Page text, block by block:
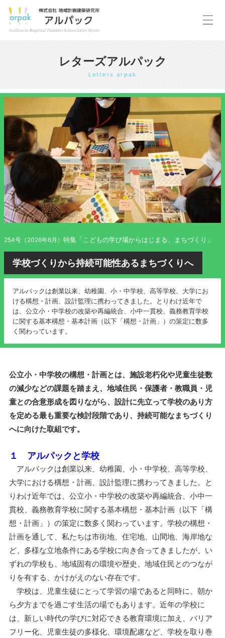
レターズアルパック
Letters arpak
254号（2026年6月） 特集「こどもの学び場からはじまる、まちづくり」
学校づくりから持続可能性あるまちづくりへ
アルパックは創業以来、幼稚園、小・中学校、高等学校、大学にお
ける構想・計画、設計監理に携わってきました。とりわけ近年で
は、公立小・中学校の改築や再編統合、小中一貫校、義務教育学校
に関する基本構想・基本計画（以下「構想・計画」）の策定に数多
く関わっています。
公立小・中学校の構想・計画とは、施設老朽化や児童生徒数
の減少などの課題を踏まえ、地域住民・保護者・教職員・児
童との合意形成を図りながら、設計に先立って学校のあり方
を定める最も重要な検討段階であり、持続可能なまちづくり
へに向けた取組です。
１ アルパックと学校
アルパックは創業以来、幼稚園、小・中学校、高等学校、
大学における構想・計画、設計監理に携わってきました。と
りわけ近年では、公立小・中学校の改築や再編統合、小中一
貫校、義務教育学校に関する基本構想・基本計画（以下「構
想・計画」）の策定に数多く関わっています。学校の構想・
計画を通して、私たちは市街地、住宅地、山間地、海岸地な
ど、多様な立地条件にある学校に向き合ってきましたが、い
ずれの学校も、地域固有の環境や歴史、地域住民とのつなが
りを有する、かけがえのない存在です。
学校は、児童生徒にとって学習の場であると同時に、朝か
ら夕方までを過ごす生活の場でもあります。近年の学校に
は、新しい時代の学びに対応できる教育環境に加え、バリア
フリー化、児童生徒の多様化、環境配慮など、学校を取り巻